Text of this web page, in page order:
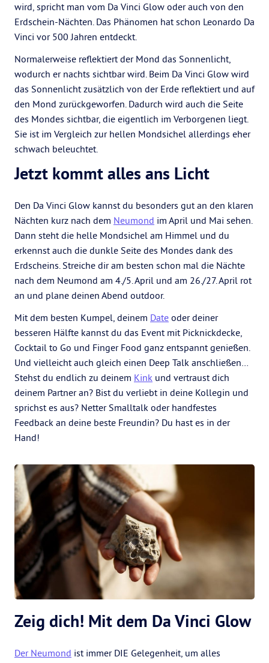
wird, spricht man vom Da Vinci Glow oder auch von den
Erdschein-Nächten. Das Phänomen hat schon Leonardo Da
Vinci vor 500 Jahren entdeckt.
Normalerweise reflektiert der Mond das Sonnenlicht,
wodurch er nachts sichtbar wird. Beim Da Vinci Glow wird
das Sonnenlicht zusätzlich von der Erde reflektiert und auf
den Mond zurückgeworfen. Dadurch wird auch die Seite
des Mondes sichtbar, die eigentlich im Verborgenen liegt.
Sie ist im Vergleich zur hellen Mondsichel allerdings eher
schwach beleuchtet.
Jetzt kommt alles ans Licht
Den Da Vinci Glow kannst du besonders gut an den klaren
Nächten kurz nach dem Neumond im April und Mai sehen.
Dann steht die helle Mondsichel am Himmel und du
erkennst auch die dunkle Seite des Mondes dank des
Erdscheins. Streiche dir am besten schon mal die Nächte
nach dem Neumond am 4./5. April und am 26./27. April rot
an und plane deinen Abend outdoor.
Mit dem besten Kumpel, deinem Date oder deiner
besseren Hälfte kannst du das Event mit Picknickdecke,
Cocktail to Go und Finger Food ganz entspannt genießen.
Und vielleicht auch gleich einen Deep Talk anschließen…
Stehst du endlich zu deinem Kink und vertraust dich
deinem Partner an? Bist du verliebt in deine Kollegin und
sprichst es aus? Netter Smalltalk oder handfestes
Feedback an deine beste Freundin? Du hast es in der
Hand!
Zeig dich! Mit dem Da Vinci Glow
Der Neumond ist immer DIE Gelegenheit, um alles